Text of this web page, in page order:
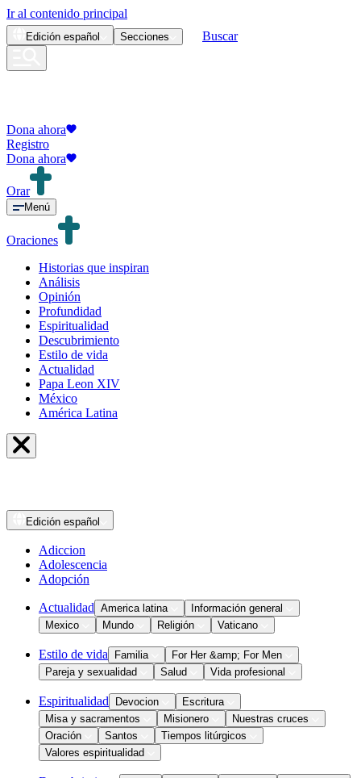
Ir al contenido principal
Edición español Secciones Buscar
Dona ahora
Registro
Dona ahora
Orar
Menú
Oraciones
Historias que inspiran
Análisis
Opinión
Profundidad
Espiritualidad
Descubrimiento
Estilo de vida
Actualidad
Papa Leon XIV
México
América Latina
Edición español
Adiccion
Adolescencia
Adopción
Actualidad America latina
Información general
Mexico
Mundo Religión Vaticano
Estilo de vida Familia
For Her &amp; For Men
Pareja y sexualidad
Salud Vida profesional
Espiritualidad Devocion
Escritura
Misa y sacramentos
Misionero
Nuestras cruces
Oración
Santos
Tiempos litúrgicos
Valores espiritualidad